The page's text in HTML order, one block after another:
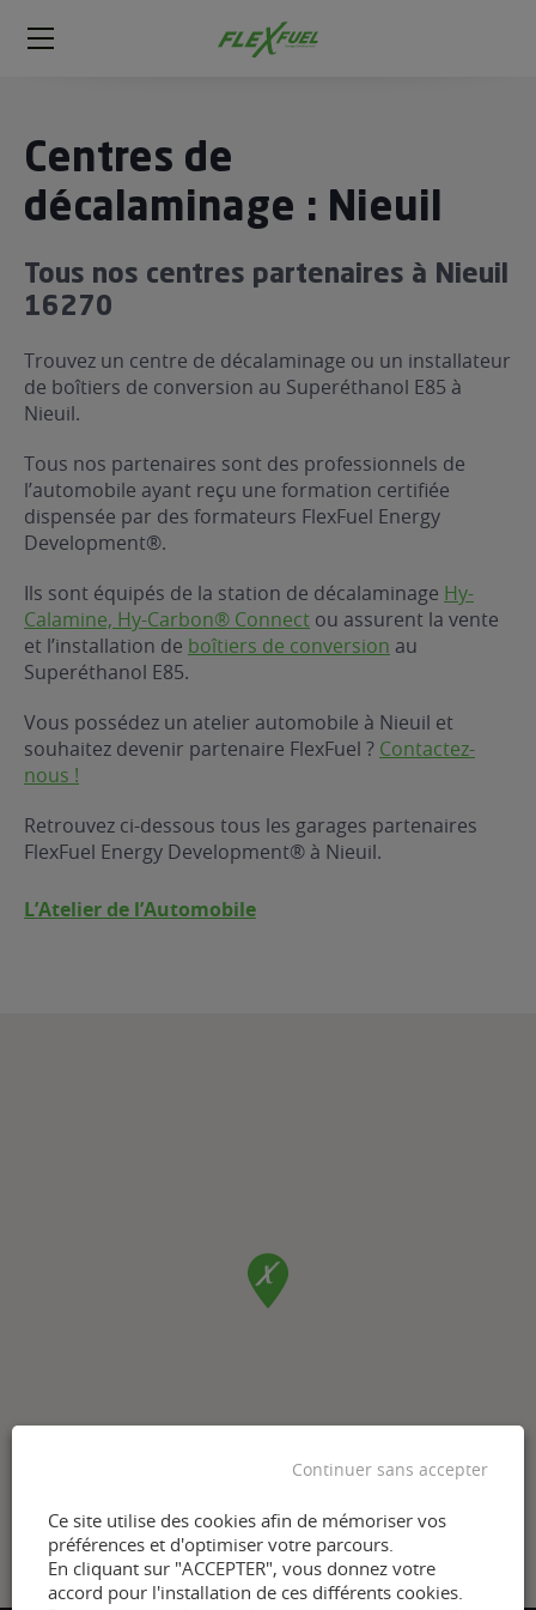
FlexFuel
Méga
?
gratuit
du carburant avec
?
garagiste
Centres de
décalaminage : Nieuil
Tous nos centres partenaires à Nieuil
16270
Trouvez un centre de décalaminage ou un installateur
de boîtiers de conversion au Superéthanol E85 à
Nieuil.
Tous nos partenaires sont des professionnels de
l’automobile ayant reçu une formation certifiée
dispensée par des formateurs FlexFuel Energy
Development®.
Ils sont équipés de la station de décalaminage Hy-
Calamine, Hy-Carbon® Connect ou assurent la vente
et l’installation de boîtiers de conversion au
Superéthanol E85.
Vous possédez un atelier automobile à Nieuil et
souhaitez devenir partenaire FlexFuel ? Contactez-
nous !
Retrouvez ci-dessous tous les garages partenaires
FlexFuel Energy Development® à Nieuil.
L’Atelier de l’Automobile
Ce site utilise des cookies afin de mémoriser vos
préférences et d'optimiser votre parcours.
En cliquant sur "ACCEPTER", vous donnez votre
accord pour l'installation de ces différents cookies.
Continuer sans accepter